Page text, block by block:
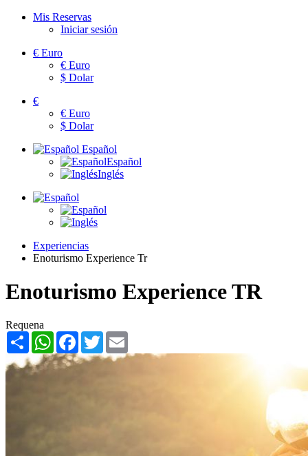
Mis Reservas
Iniciar sesión
€ Euro
€ Euro
$ Dolar
€
€ Euro
$ Dolar
Español
Español
Inglés
Experiencias
Enoturismo Experience Tr
Enoturismo Experience TR
Requena
Share WhatsAppFacebook
Twitter